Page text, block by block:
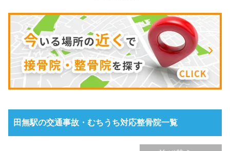
田無駅の交通事故・むちうち対応整骨院一覧